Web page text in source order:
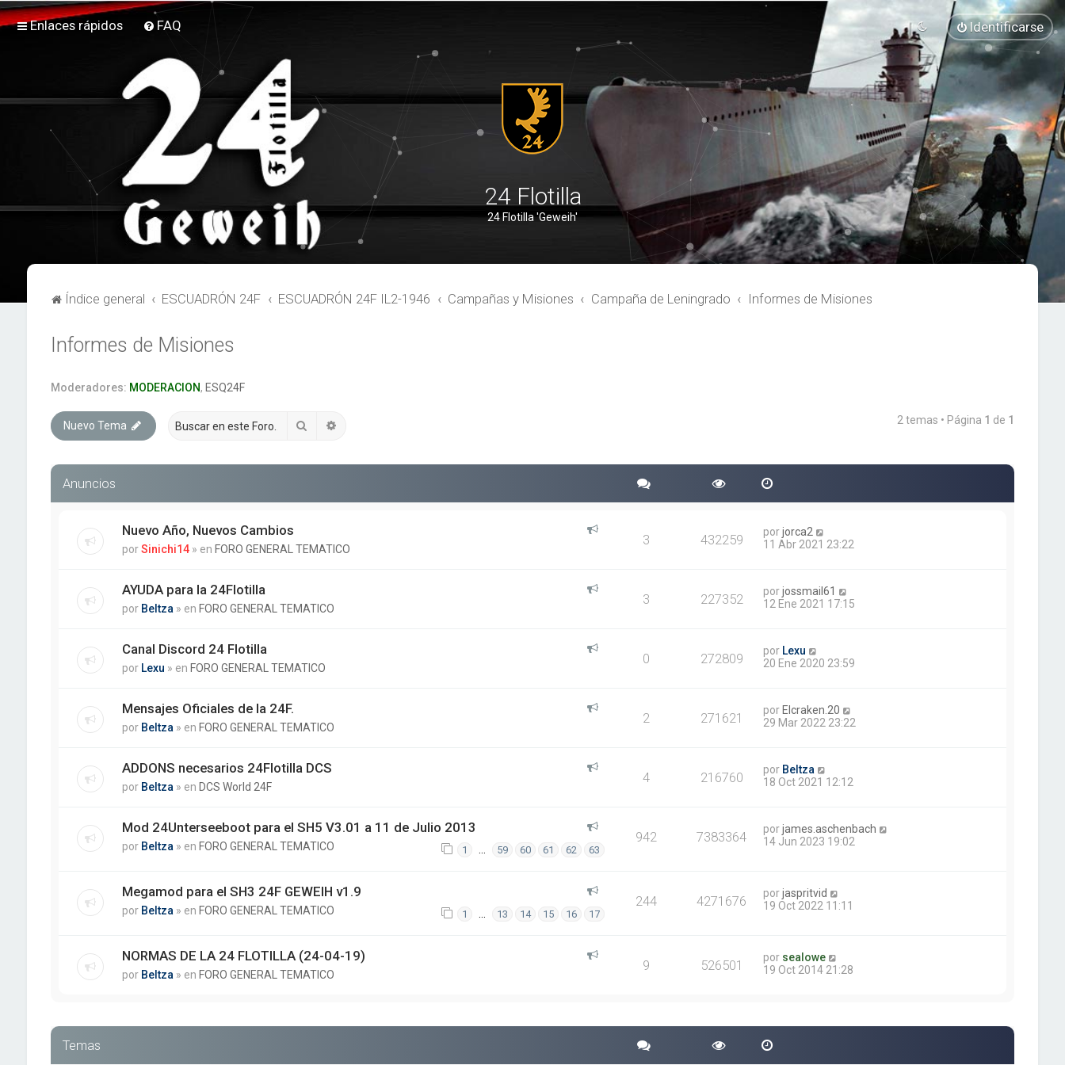
Enlaces rápidos FAQ Identificarse
24 Flotilla
24 Flotilla 'Geweih'
Índice general ESCUADRÓN 24F ESCUADRÓN 24F IL2-1946 Campañas y Misiones Campaña de Leningrado Informes de Misiones
Informes de Misiones
Moderadores: MODERACION, ESQ24F
Nuevo Tema Buscar 2 temas • Página 1 de 1
Anuncios
Nuevo Año, Nuevos Cambios
porSinichi14 » en FORO GENERAL TEMATICO
3 432259 porjorca2
11 Abr 2021 23:22
AYUDA para la 24Flotilla
por Beltza » en FORO GENERAL TEMATICO
3 227352 porjossmail61
12 Ene 2021 17:15
Canal Discord 24 Flotilla
por Lexu » en FORO GENERAL TEMATICO
0 272809 por Lexu
20 Ene 2020 23:59
Mensajes Oficiales de la 24F.
por Beltza » en FORO GENERAL TEMATICO
2 271621 por Elcraken.20
29 Mar 2022 23:22
ADDONS necesarios 24Flotilla DCS
por Beltza » en DCS World 24F
4 216760 por Beltza
18 Oct 2021 12:12
Mod 24Unterseeboot para el SH5 V3.01 a 11 de Julio 2013
por Beltza » en FORO GENERAL TEMATICO 1 … 59 60 61 62 63
942 7383364 porjames.aschenbach
14 Jun 2023 19:02
Megamod para el SH3 24F GEWEIH v1.9
por Beltza » en FORO GENERAL TEMATICO 1 … 13 14 15 16 17
244 4271676 porjaspritvid
19 Oct 2022 11:11
NORMAS DE LA 24 FLOTILLA (24-04-19)
por Beltza » en FORO GENERAL TEMATICO
9 526501 por sealowe
19 Oct 2014 21:28
Temas